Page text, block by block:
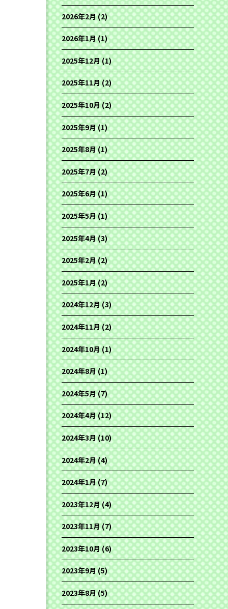
2026年2月(2)
2026年1月(1)
2025年12月(1)
2025年11月(2)
2025年10月(2)
2025年9月(1)
2025年8月(1)
2025年7月(2)
2025年6月(1)
2025年5月(1)
2025年4月(3)
2025年2月(2)
2025年1月(2)
2024年12月(3)
2024年11月(2)
2024年10月(1)
2024年8月(1)
2024年5月(7)
2024年4月(12)
2024年3月(10)
2024年2月(4)
2024年1月(7)
2023年12月(4)
2023年11月(7)
2023年10月(6)
2023年9月(5)
2023年8月(5)